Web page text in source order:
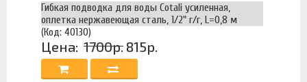
Гибкая подводка для воды Cotali усиленная,
оплетка нержавеющая сталь, 1/2" г/г, L=0,8 м
(Код: 40130)
Цена: 1700р. 815р.